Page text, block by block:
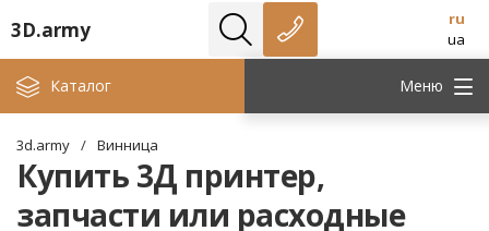
3D.army
ru
ua
Каталог Меню
3d.army / Винница
Купить 3Д принтер,
запчасти или расходные